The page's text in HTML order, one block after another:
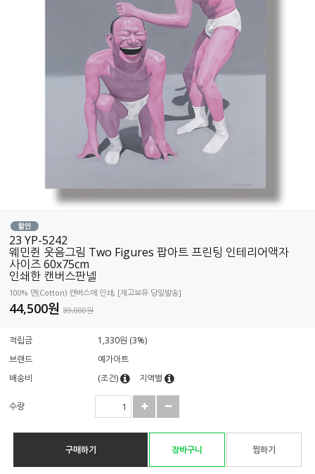
23 YP-5242
웨민쥔 웃음그림 Two Figures 팝아트 프린팅 인테리어액자
사이즈 60x75cm
인쇄한 캔버스판넬
100% 면(Cotton) 캔버스에 인쇄, [재고보유 당일발송]
44,500원89,000원
적립금
1,330원 (3%)
브랜드
예가아트
배송비
(조건) 지역별
수량
구매하기 장바구니 찜하기